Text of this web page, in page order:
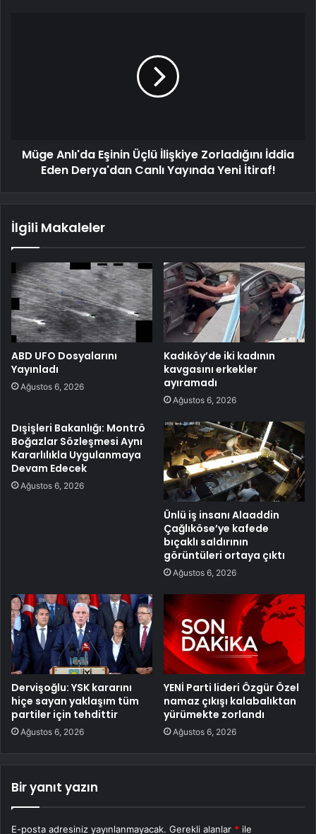
Müge Anlı'da Eşinin Üçlü İlişkiye Zorladığını İddia
Eden Derya'dan Canlı Yayında Yeni İtiraf!
İlgili Makaleler
ABD UFO Dosyalarını
Yayınladı
Ağustos 6, 2026
Kadıköy’de iki kadının
kavgasını erkekler
ayıramadı
Ağustos 6, 2026
Dışişleri Bakanlığı: Montrö
Boğazlar Sözleşmesi Aynı
Kararlılıkla Uygulanmaya
Devam Edecek
Ağustos 6, 2026
Ünlü iş insanı Alaaddin
Çağlıköse’ye kafede
bıçaklı saldırının
görüntüleri ortaya çıktı
Ağustos 6, 2026
Dervişoğlu: YSK kararını
hiçe sayan yaklaşım tüm
partiler için tehdittir
Ağustos 6, 2026
YENİ Parti lideri Özgür Özel
namaz çıkışı kalabalıktan
yürümekte zorlandı
Ağustos 6, 2026
Bir yanıt yazın
E-posta adresiniz yayınlanmayacak. Gerekli alanlar * ile